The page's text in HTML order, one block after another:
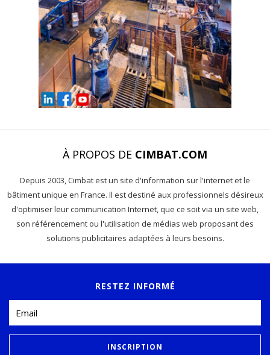
À PROPOS DE CIMBAT.COM
Depuis 2003, Cimbat est un site d'information sur l'internet et le
bâtiment unique en France. Il est destiné aux professionnels désireux
d'optimiser leur communication Internet, que ce soit via un site web,
son référencement ou l'utilisation de médias web proposant des
solutions publicitaires adaptées à leurs besoins.
RESTEZ INFORMÉ